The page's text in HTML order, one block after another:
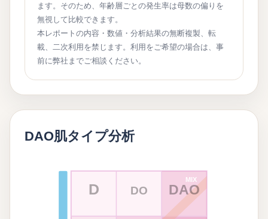
ます。そのため、年齢層ごとの発生率は母数の偏りを
無視して比較できます。
本レポートの内容・数値・分析結果の無断複製、転
載、二次利用を禁じます。利用をご希望の場合は、事
前に弊社までご相談ください。
DAO肌タイプ分析
MIX
D DO DAO